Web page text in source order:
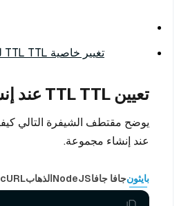
تغيير خاصية TTL TTL لمجموعة موجودة.
تعيين TTL TTL عند إنشاء مجموعة
عند إنشاء مجموعة.
بايثونجافا جافاNodeJSالذهابcURL